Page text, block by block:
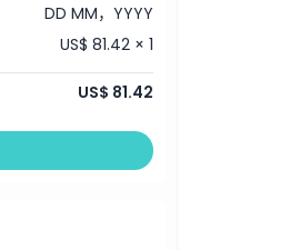
DD MM，YYYY
US$ 81.42 × 1
US$ 81.42